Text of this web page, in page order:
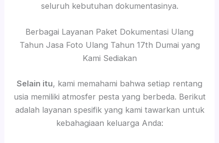
seluruh kebutuhan dokumentasinya.
Berbagai Layanan Paket Dokumentasi Ulang
Tahun Jasa Foto Ulang Tahun 17th Dumai yang
Kami Sediakan
Selain itu, kami memahami bahwa setiap rentang
usia memiliki atmosfer pesta yang berbeda. Berikut
adalah layanan spesifik yang kami tawarkan untuk
kebahagiaan keluarga Anda: